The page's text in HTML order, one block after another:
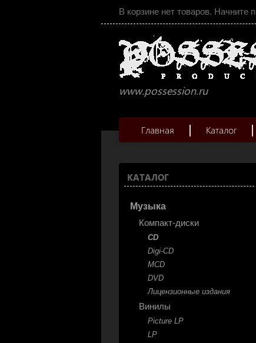
В корзине нет товаров. Начните
www.possession.ru
Главная Каталог
КАТАЛОГ
Музыка
Компакт-диски
CD
Digi-CD
MCD
DVD
Лицензионные издания
Винилы
Picture LP
LP